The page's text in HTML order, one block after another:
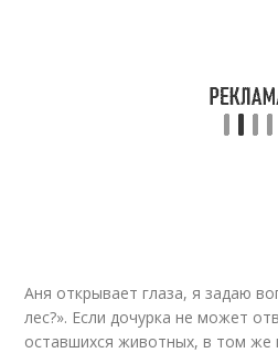
Аня открывает глаза, я задаю
лес?». Если дочурка не может
оставшихся животных, в том же